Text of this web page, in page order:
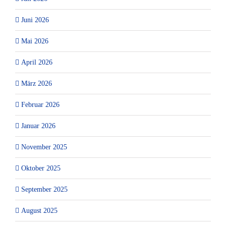
Juni 2026
Mai 2026
April 2026
März 2026
Februar 2026
Januar 2026
November 2025
Oktober 2025
September 2025
August 2025